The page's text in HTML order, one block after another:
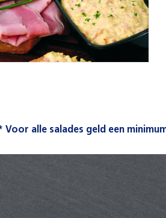
Voor alle salades geld een